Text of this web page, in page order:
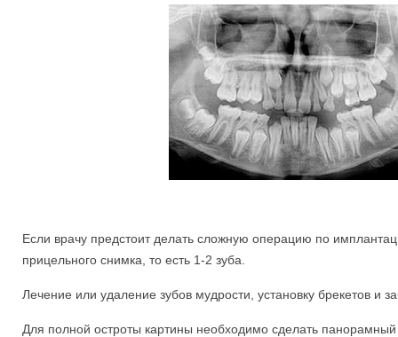
Если врачу предстоит делать сложную операцию по
прицельного снимка, то есть 1-2 зуба.
Лечение или удаление зубов мудрости, установку брекетов и
Для полной остроты картины необходимо сделать